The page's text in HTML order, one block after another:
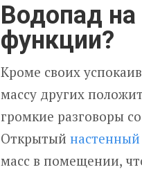
Водопад на
функции?
Кроме своих
массу других
громкие разговоры
Открытый настенный
масс в помещении,